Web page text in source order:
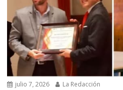
julio 7, 2026 La Redacción